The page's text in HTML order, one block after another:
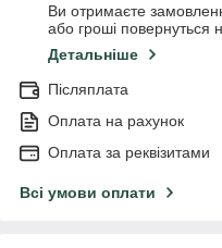
Ви отримаєте
або гроші повернуться
Детальніше
Післяплата
Оплата на рахунок
Оплата за реквізитами
Всі умови оплати